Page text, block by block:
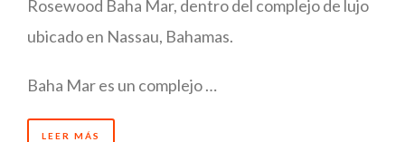
Rosewood Baha Mar, dentro del complejo de lujo
ubicado en Nassau, Bahamas.
Baha Mar es un complejo …
LEER MÁS